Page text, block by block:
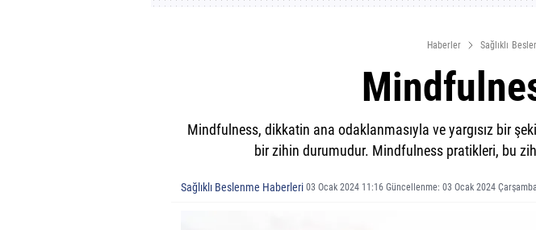
Haberler Sağlıklı
Mindfulness, dikkatin ana odaklanmasıyla ve yargısız bir
bir zihin durumudur. Mindfulness pratikleri, bu
Sağlıklı Beslenme Haberleri 03 Ocak 2024 11:16 Güncellenme: 03 Ocak 2024